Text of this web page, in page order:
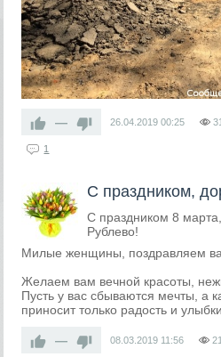
— 26.04.2019 00:25
1
С праздником,
С праздником 8
Рублево!
Милые женщины, поздравляем
Желаем вам вечной красоты,
Пусть у вас сбываются мечты, а
приносит только радость и
— 08.03.2019 11:56